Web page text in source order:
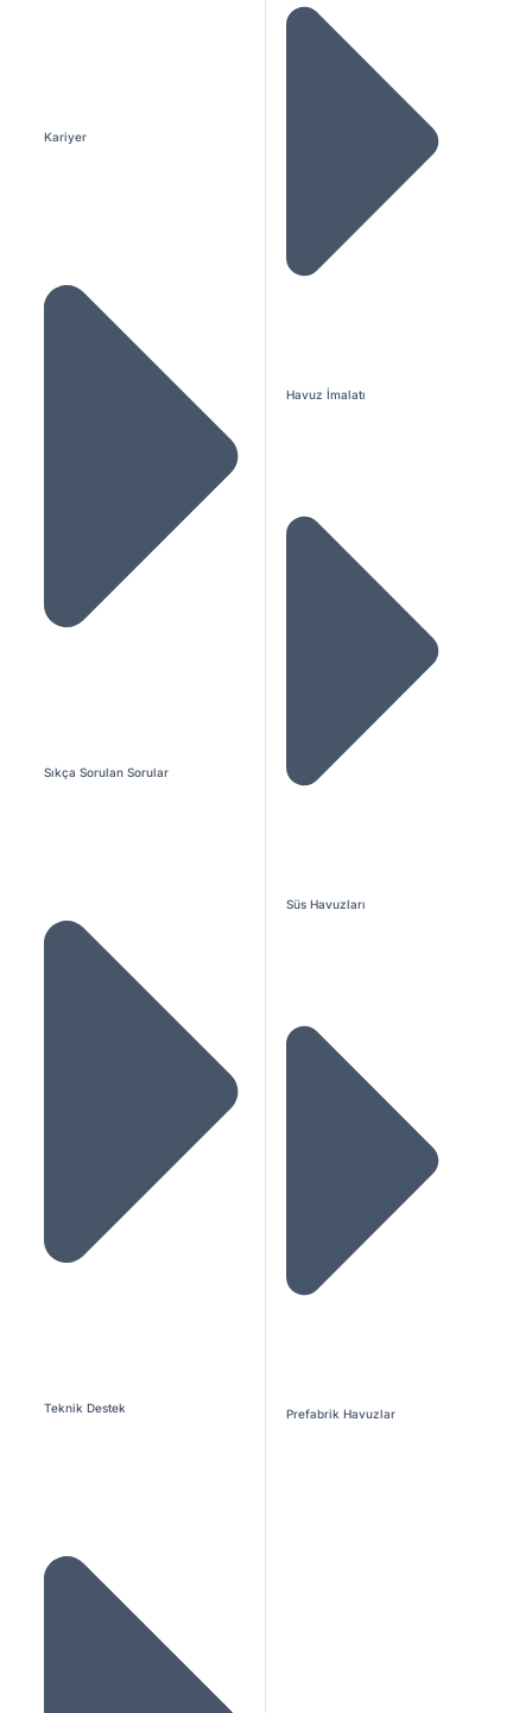
Kariyer
Sıkça Sorulan Sorular
Teknik Destek
Havuz İmalatı
Süs Havuzları
Prefabrik Havuzlar